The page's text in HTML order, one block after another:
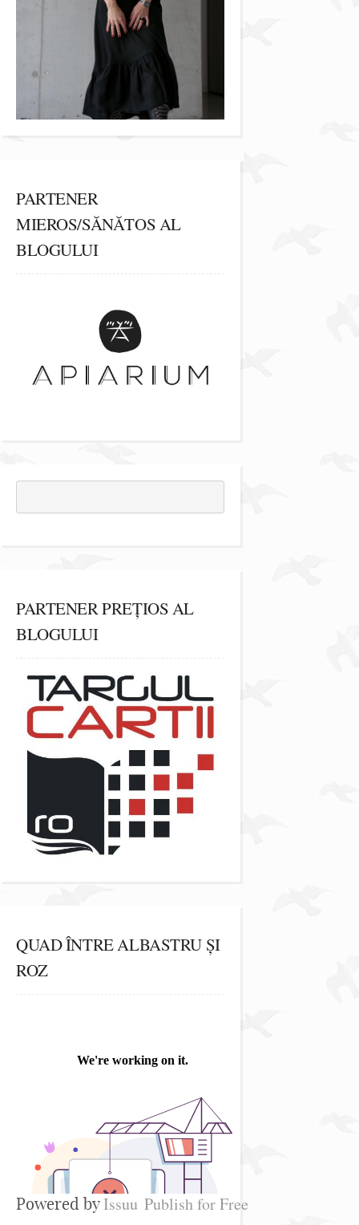
PARTENER
MIEROS/SĂNĂTOS AL
BLOGULUI
PARTENER PREȚIOS AL
BLOGULUI
QUAD ÎNTRE ALBASTRU ȘI
ROZ
Powered byIssuu Publish for Free